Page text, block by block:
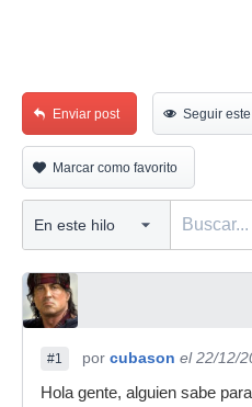
Enviar post Seguir
Marcar como favorito
#1 por cubason el 22/12/
Hola gente, alguien sabe